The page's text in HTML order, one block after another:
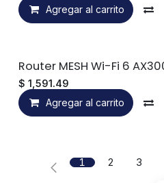
Agregar al carrito
Router MESH Wi-Fi 6
$ 1,591.49
Agregar al carrito
1 2 3